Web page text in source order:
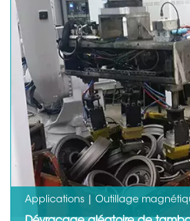
Applications | Outillage